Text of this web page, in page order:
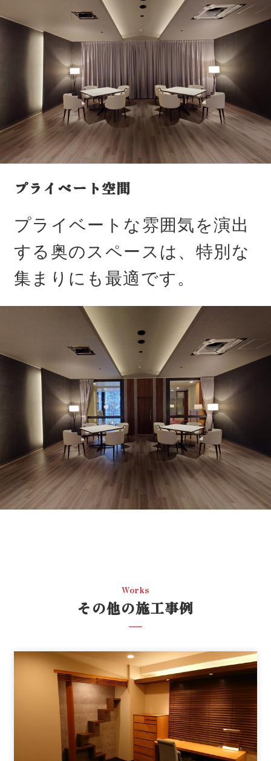
プライベート空間
プライベートな雰囲気を演出
する奥のスペースは、特別な
集まりにも最適です。
Works
その他の施工事例